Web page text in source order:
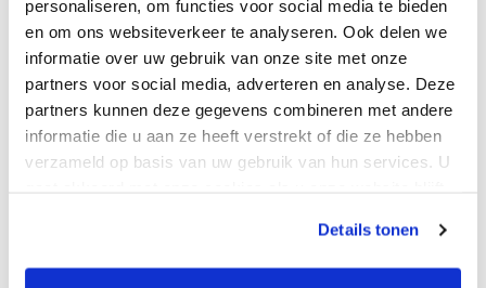
personaliseren, om functies voor social media te bieden
en om ons websiteverkeer te analyseren. Ook delen we
informatie over uw gebruik van onze site met onze
partners voor social media, adverteren en analyse. Deze
partners kunnen deze gegevens combineren met andere
informatie die u aan ze heeft verstrekt of die ze hebben
verzameld op basis van uw gebruik van hun services. U
Details tonen
Rubber
dartmat
met
Oche
300 x
60